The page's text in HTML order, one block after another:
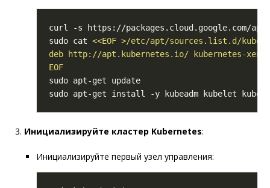
sudo cat
EOF
Инициализируйте кластер Kubernetes:
Инициализируйте первый узел управления: